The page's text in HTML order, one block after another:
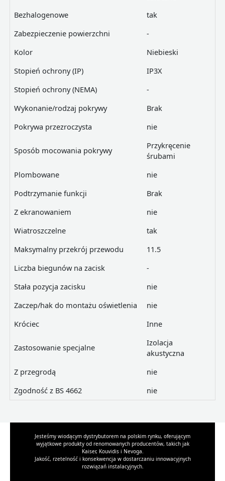
Bezhalogenowe
tak
Zabezpieczenie powierzchni
-
Kolor
Niebieski
Stopień ochrony (IP)
IP3X
Stopień ochrony (NEMA)
-
Wykonanie/rodzaj pokrywy
Brak
Pokrywa przezroczysta
nie
Sposób mocowania pokrywy
Przykręcenie
śrubami
Plombowane
nie
Podtrzymanie funkcji
Brak
Z ekranowaniem
nie
Wiatroszczelne
tak
Maksymalny przekrój przewodu
11.5
Liczba biegunów na zacisk
-
Stała pozycja zacisku
nie
Zaczep/hak do montażu oświetlenia
nie
Króciec
Inne
Zastosowanie specjalne
Izolacja
akustyczna
Z przegrodą
nie
Zgodność z BS 4662
nie
Jesteśmy wiodącym dystrybutorem na polskim rynku, oferującym
wyjątkowe produkty od renomowanych producentów, takich jak
Kaiser, Kouvidis i Nevoga.
Jakość, rzetelność i konsekwencja w dostarczaniu innowacyjnych
rozwiązań instalacyjnych.